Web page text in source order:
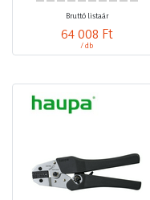
Bruttó listaár
64 008 Ft
/ db